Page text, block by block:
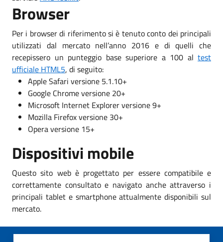
Browser
Per i browser di riferimento si è tenuto conto dei principali
utilizzati dal mercato nell’anno 2016 e di quelli che
recepissero un punteggio base superiore a 100 al test
ufficiale HTML5, di seguito:
Apple Safari versione 5.1.10+
Google Chrome versione 20+
Microsoft Internet Explorer versione 9+
Mozilla Firefox versione 30+
Opera versione 15+
Dispositivi mobile
Questo sito web è progettato per essere compatibile e
correttamente consultato e navigato anche attraverso i
principali tablet e smartphone attualmente disponibili sul
mercato.